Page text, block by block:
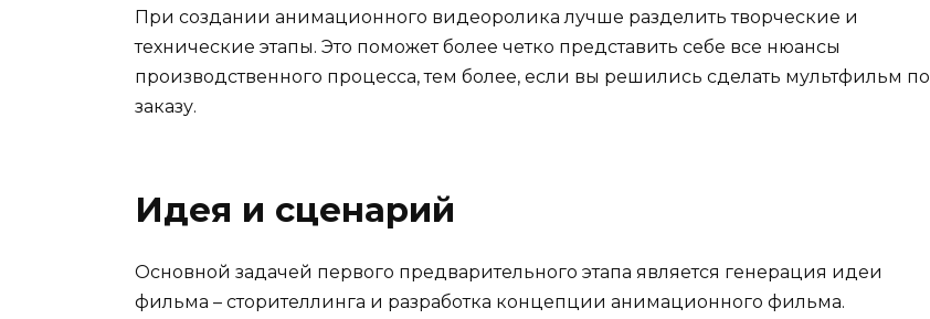
При создании анимационного видеоролика лучше разделить творческие и
технические этапы. Это поможет более четко представить себе все нюансы
производственного процесса, тем более, если вы решились сделать мультфильм по
заказу.
Идея и сценарий
Основной задачей первого предварительного этапа является генерация идеи
фильма – сторителлинга и разработка концепции анимационного фильма.